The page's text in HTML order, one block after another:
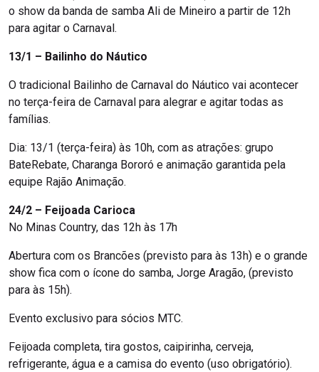
o show da banda de samba Ali de Mineiro a partir de 12h
para agitar o Carnaval.
13/1 – Bailinho do Náutico
O tradicional Bailinho de Carnaval do Náutico vai acontecer
no terça-feira de Carnaval para alegrar e agitar todas as
famílias.
Dia: 13/1 (terça-feira) às 10h, com as atrações: grupo
BateRebate, Charanga Bororó e animação garantida pela
equipe Rajão Animação.
24/2 – Feijoada Carioca
No Minas Country, das 12h às 17h
Abertura com os Brancões (previsto para às 13h) e o grande
show fica com o ícone do samba, Jorge Aragão, (previsto
para às 15h).
Evento exclusivo para sócios MTC.
Feijoada completa, tira gostos, caipirinha, cerveja,
refrigerante, água e a camisa do evento (uso obrigatório).